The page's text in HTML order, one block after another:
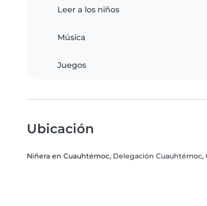
Leer a los niños
Música
Juegos
Ubicación
Niñera en Cuauhtémoc, Delegación Cuauhtémoc,